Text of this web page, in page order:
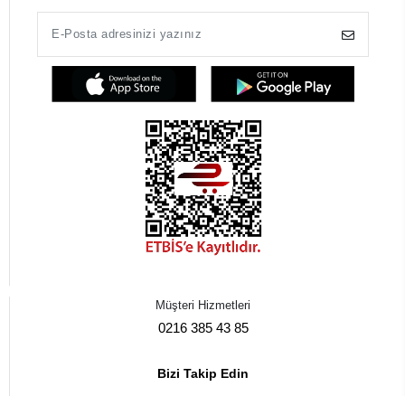
Müşteri Hizmetleri
0216 385 43 85
Bizi Takip Edin